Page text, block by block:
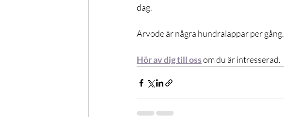
dag.
Arvode är några hundralappar per gång.
Hör av dig till oss om du är intresserad.